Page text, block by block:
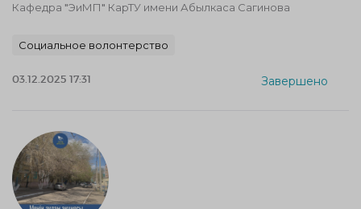
Кафедра "ЭиМП" КарТУ имени Абылкаса Сагинова
Социальное волонтерство
03.12.2025 17:31 Завершено